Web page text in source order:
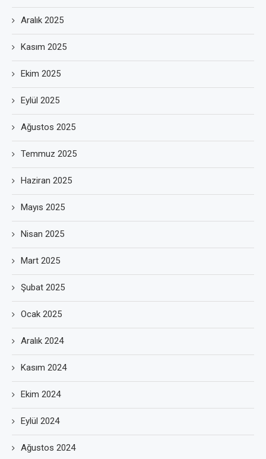
Aralık 2025
Kasım 2025
Ekim 2025
Eylül 2025
Ağustos 2025
Temmuz 2025
Haziran 2025
Mayıs 2025
Nisan 2025
Mart 2025
Şubat 2025
Ocak 2025
Aralık 2024
Kasım 2024
Ekim 2024
Eylül 2024
Ağustos 2024